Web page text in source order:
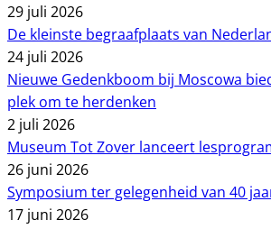
29 juli 2026
De kleinste begraafplaats van
24 juli 2026
Nieuwe Gedenkboom bij Moscowa
plek om te herdenken
2 juli 2026
Museum Tot Zover lanceert
26 juni 2026
Symposium ter gelegenheid van 40
17 juni 2026